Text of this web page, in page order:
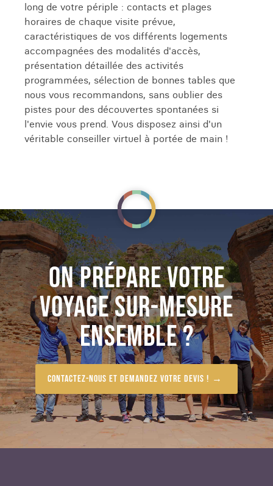
long de votre périple : contacts et plages
horaires de chaque visite prévue,
caractéristiques de vos différents logements
accompagnées des modalités d'accès,
présentation détaillée des activités
programmées, sélection de bonnes tables que
nous vous recommandons, sans oublier des
pistes pour des découvertes spontanées si
l'envie vous prend. Vous disposez ainsi d'un
véritable conseiller virtuel à portée de main !
ON PRÉPARE VOTRE
VOYAGE SUR-MESURE
ENSEMBLE ?
Contactez-nous et demandez votre devis !